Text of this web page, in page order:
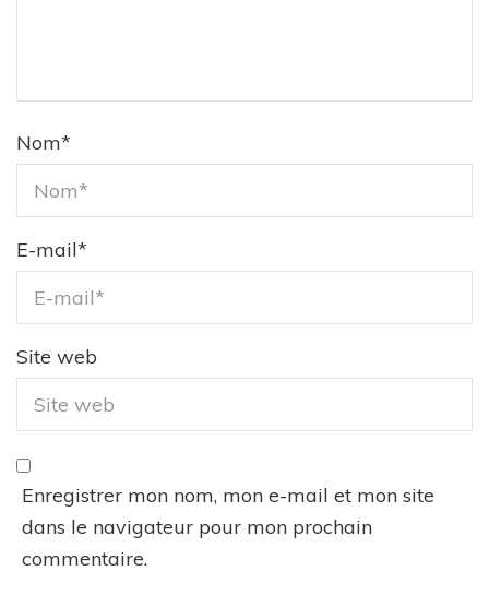
Nom*
E-mail*
Site web
Enregistrer mon nom, mon e-mail et mon site
dans le navigateur pour mon prochain
commentaire.